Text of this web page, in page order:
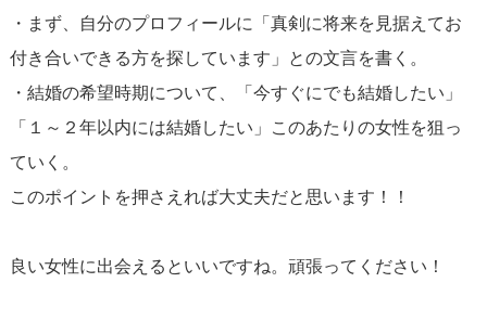
・まず、自分のプロフィールに「真剣に将来を見据えてお
付き合いできる方を探しています」との文言を書く。
・結婚の希望時期について、「今すぐにでも結婚したい」
「１～２年以内には結婚したい」このあたりの女性を狙っ
ていく。
このポイントを押さえれば大丈夫だと思います！！
良い女性に出会えるといいですね。頑張ってください！